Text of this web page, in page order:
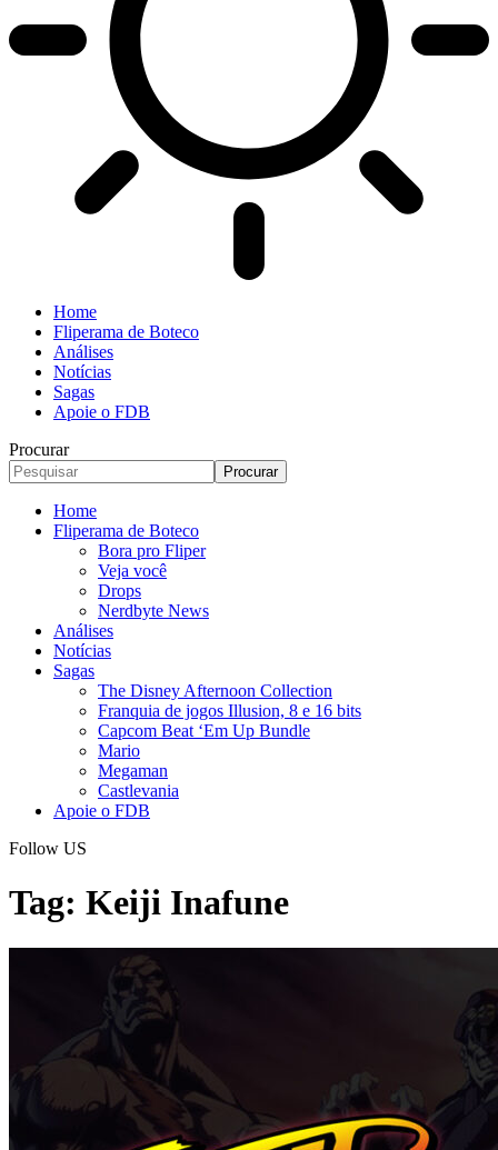
Home
Fliperama de Boteco
Análises
Notícias
Sagas
Apoie o FDB
Procurar
Home
Fliperama de Boteco
Bora pro Fliper
Veja você
Drops
Nerdbyte News
Análises
Notícias
Sagas
The Disney Afternoon Collection
Franquia de jogos Illusion, 8 e 16 bits
Capcom Beat ‘Em Up Bundle
Mario
Megaman
Castlevania
Apoie o FDB
Follow US
Tag: Keiji Inafune